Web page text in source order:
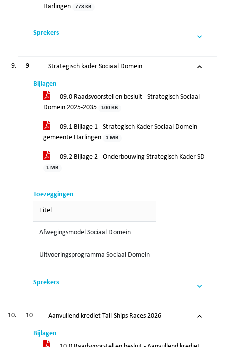
Harlingen
778 KB
Sprekers
9 Strategisch kader Sociaal Domein
Bijlagen
09.0 Raadsvoorstel en besluit - Strategisch Sociaal
Domein 2025-2035
100 KB
09.1 Bijlage 1 - Strategisch Kader Sociaal Domein
gemeente Harlingen
1 MB
09.2 Bijlage 2 - Onderbouwing Strategisch Kader SD
1 MB
Toezeggingen
Titel
Afwegingsmodel Sociaal Domein
Uitvoeringsprogramma Sociaal Domein
Sprekers
10 Aanvullend krediet Tall Ships Races 2026
Bijlagen